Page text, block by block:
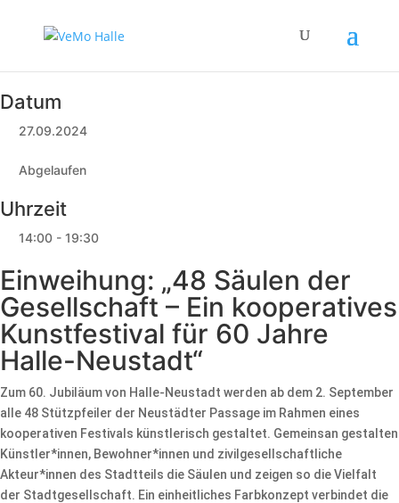
Datum
27.09.2024
Abgelaufen
Uhrzeit
14:00 - 19:30
Einweihung: „48 Säulen der
Gesellschaft – Ein kooperatives
Kunstfestival für 60 Jahre
Halle-Neustadt“
Zum 60. Jubiläum von Halle-Neustadt werden ab dem 2. September
alle 48 Stützpfeiler der Neustädter Passage im Rahmen eines
kooperativen Festivals künstlerisch gestaltet. Gemeinsan gestalten
Künstler*innen, Bewohner*innen und zivilgesellschaftliche
Akteur*innen des Stadtteils die Säulen und zeigen so die Vielfalt
der Stadtgesellschaft. Ein einheitliches Farbkonzept verbindet die